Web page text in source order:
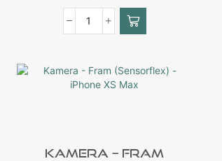
Kamera – Fram